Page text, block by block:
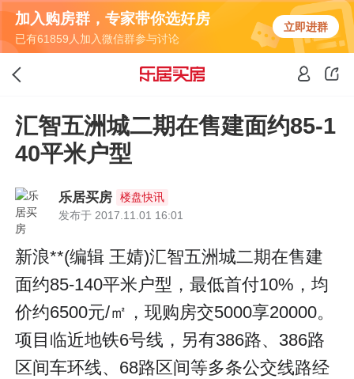
加入购房群，专家带你选好房
已有61859人加入微信群参与讨论
立即进群
汇智五洲城二期在售建面约85-1
40平米户型
乐居买房
楼盘快讯
发布于 2017.11.01 16:01
新浪**(编辑 王婧)汇智五洲城二期在售建
面约85-140平米户型，最低首付10%，均
价约6500元/㎡，现购房交5000享20000。
项目临近地铁6号线，另有386路、386路
区间车环线、68路区间等多条公交线路经